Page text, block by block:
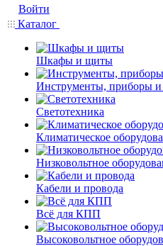
Войти
Каталог
Шкафы и щиты
Инструменты, приборы и
Светотехника
Климатическое
Низковольтное
Кабели и провода
Всё для КПП
Высоковольтное